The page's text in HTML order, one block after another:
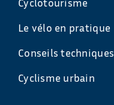
Le vélo en pratique
Conseils techniques
Cyclisme urbain